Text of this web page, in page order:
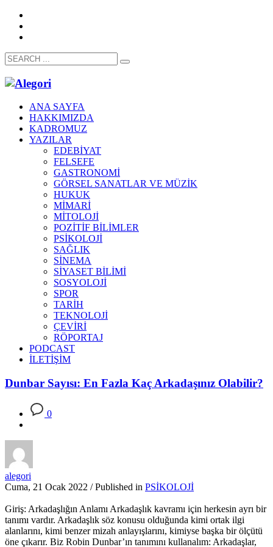
ANA SAYFA
HAKKIMIZDA
KADROMUZ
YAZILAR
EDEBİYAT
FELSEFE
GASTRONOMİ
GÖRSEL SANATLAR VE MÜZİK
HUKUK
MİMARİ
MİTOLOJİ
POZİTİF BİLİMLER
PSİKOLOJİ
SAĞLIK
SİNEMA
SİYASET BİLİMİ
SOSYOLOJİ
SPOR
TARİH
TEKNOLOJİ
ÇEVİRİ
RÖPORTAJ
PODCAST
İLETİŞİM
Dunbar Sayısı: En Fazla Kaç Arkadaşınız Olabilir?
0
alegori
Cuma, 21 Ocak 2022 / Published in PSİKOLOJİ
Giriş: Arkadaşlığın Anlamı Arkadaşlık kavramı için herkesin ayrı bir
tanımı vardır. Arkadaşlık söz konusu olduğunda kimi ortak ilgi
alanlarını, kimi benzer mizah anlayışlarını, kimiyse başka bir ölçütü
öne çıkarır. Biz Robin Dunbar’ın tanımını kullanalım: Arkadaşlar,